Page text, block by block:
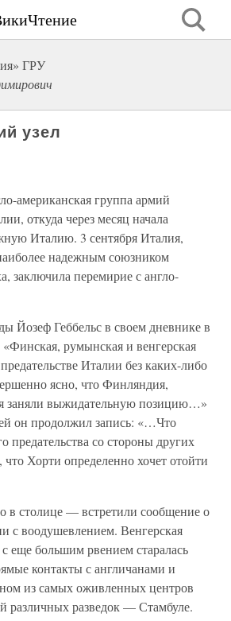
ГРУ
узел
американская группа армий
откуда через месяц начала
Италию. 3 сентября Италия,
надежным союзником
заключила перемирие с англо-
Йозеф Геббельс в своем дневнике в
«Финская, румынская и венгерская
Италии без каких-либо
ясно, что Финляндия,
заняли выжидательную позицию…»
он продолжил запись: «…Что
предательства со стороны других
что Хорти определенно хочет отойти
столице — встретили сообщение о
с воодушевлением. Венгерская
еще большим рвением старалась
контакты с англичанами и
из самых оживленных центров
различных разведок — Стамбуле.